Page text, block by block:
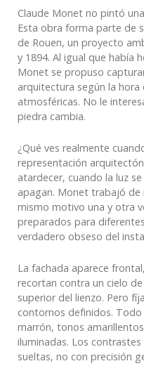
Claude Monet no pintó
Esta obra forma parte de
de Rouen, un proyecto
y 1894. Al igual que había
Monet se propuso
arquitectura según la hora
atmosféricas. No le
piedra cambia.
¿Qué ves realmente
representación
atardecer, cuando la luz
apagan. Monet trabajó
mismo motivo una y otra
preparados para
verdadero obseso del
La fachada aparece
recortan contra un cielo
superior del lienzo. Pero
contornos definidos.
marrón, tonos
iluminadas. Los
sueltas, no con precisión